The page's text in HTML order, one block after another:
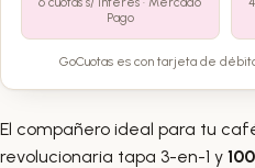
Pago
GoCuotas es con tarjeta de
El compañero ideal para tu
revolucionaria tapa 3-en-1 y